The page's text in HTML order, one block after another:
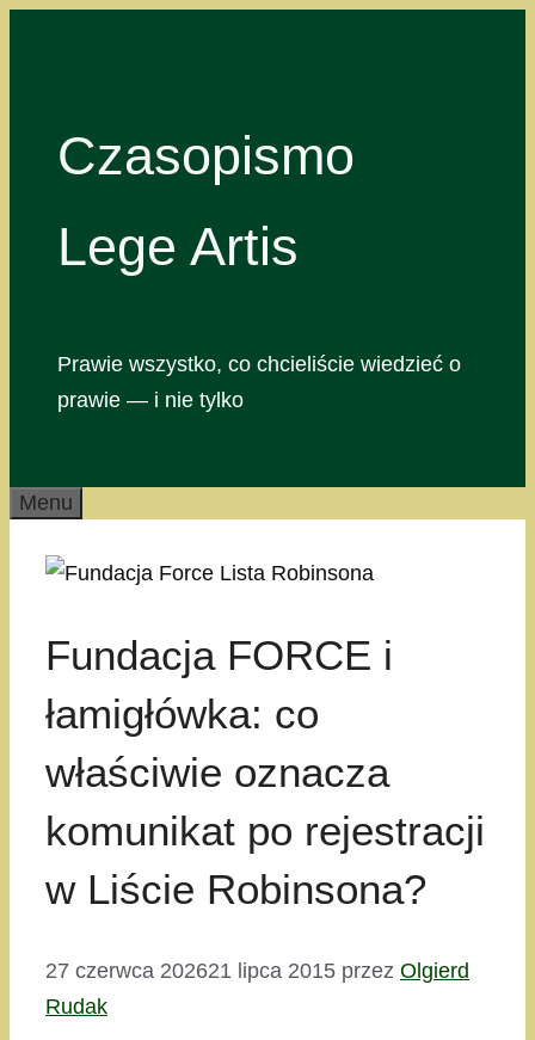
Czasopismo
Lege Artis
Prawie wszystko, co chcieliście wiedzieć o
prawie — i nie tylko
Menu
Fundacja FORCE i
łamigłówka: co
właściwie oznacza
komunikat po rejestracji
w Liście Robinsona?
27 czerwca 202621 lipca 2015 przez Olgierd
Rudak